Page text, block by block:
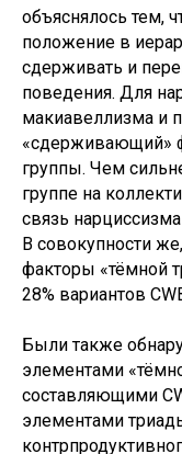
объяснялось тем,
положение в
сдерживать и
поведения. Для
макиавеллизма и
«сдерживающий»
группы. Чем
группе на
связь
В совокупности
факторы «тёмной
28% вариантов
Были также
элементами
составляющими
элементами